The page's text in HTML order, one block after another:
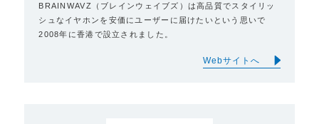
BRAINWAVZ（ブレインウェイブズ）は高品質でスタイリッ
シュなイヤホンを安価にユーザーに届けたいという思いで
2008年に香港で設立されました。
Webサイトへ